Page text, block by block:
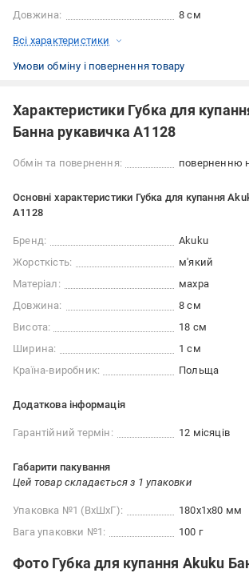
Довжина:
8 см
Всі характеристики
Умови обміну і повернення товару
Характеристики Губка для
Банна рукавичка A1128
Обмін та повернення: поверненню
Основні характеристики Губка для купання
A1128
Бренд:
Akuku
Жорсткість:
м'який
Матеріал:
махра
Довжина:
8 см
Висота:
18 см
Ширина:
1 см
Країна-виробник:
Польща
Додаткова інформація
Гарантійний термін: 12 місяців
Габарити пакування
Цей товар складається з 1 упаковки
Упаковка №1 (ВхШхГ):
180x1x80 мм
Вага упаковки №1:
100 г
Фото Губка для купання Akuku